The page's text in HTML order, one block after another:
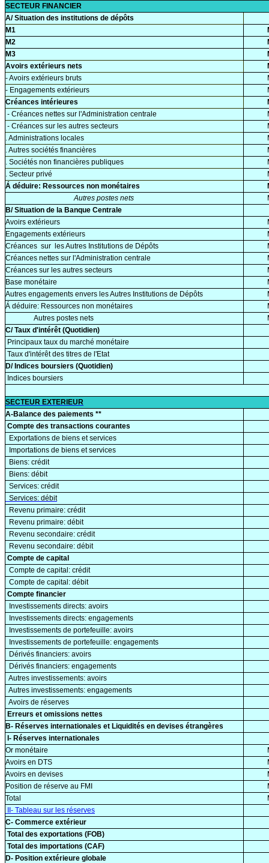
SECTEUR FINANCIER
A/ Situation des institutions de dépôts
M1
M2
M3
Avoirs extérieurs nets
- Avoirs extérieurs bruts
- Engagements extérieurs
Créances intérieures
- Créances nettes sur l'Administration centrale
- Créances sur les autres secteurs
. Administrations locales
. Autres sociétés financières
. Sociétés non financières publiques
. Secteur privé
Á déduire: Ressources non monétaires
Autres postes nets
B/ Situation de la Banque Centrale
Avoirs extérieurs
Engagements extérieurs
Créances sur les Autres Institutions de Dépôts
Créances nettes sur l'Administration centrale
Créances sur les autres secteurs
Base monétaire
Autres engagements envers les Autres Institutions de Dépôts
Á déduire: Ressources non monétaires
Autres postes nets
C/ Taux d'intérêt (Quotidien)
Principaux taux du marché monétaire
Taux d'intérêt des titres de l'Etat
D/ Indices boursiers (Quotidien)
Indices boursiers
SECTEUR EXTERIEUR
A-Balance des paiements **
Compte des transactions courantes
Exportations de biens et services
Importations de biens et services
Biens: crédit
Biens: débit
Services: crédit
Services: débit
Revenu primaire: crédit
Revenu primaire: débit
Revenu secondaire: crédit
Revenu secondaire: débit
Compte de capital
Compte de capital: crédit
Compte de capital: débit
Compte financier
Investissements directs: avoirs
Investissements directs: engagements
Investissements de portefeuille: avoirs
Investissements de portefeuille: engagements
Dérivés financiers: avoirs
Dérivés financiers: engagements
Autres investissements: avoirs
Autres investissements: engagements
Avoirs de réserves
Erreurs et omissions nettes
B- Réserves internationales et Liquidités en devises étrangères
I- Réserves internationales
Or monétaire
Avoirs en DTS
Avoirs en devises
Position de réserve au FMI
Total
II- Tableau sur les réserves
C- Commerce extérieur
Total des exportations (FOB)
Total des importations (CAF)
D- Position extérieure globale